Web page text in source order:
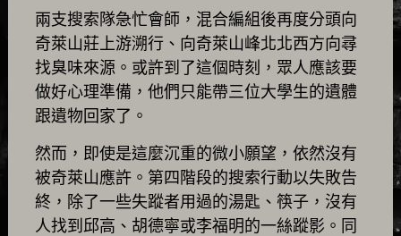
兩支搜索隊急忙會師，混合編組後再度分頭向
奇萊山莊上游溯行、向奇萊山峰北北西方向尋
找臭味來源。或許到了這個時刻，眾人應該要
做好心理準備，他們只能帶三位大學生的遺體
跟遺物回家了。
然而，即使是這麼沉重的微小願望，依然沒有
被奇萊山應許。第四階段的搜索行動以失敗告
終，除了一些失蹤者用過的湯匙、筷子，沒有
人找到邱高、胡德寧或李福明的一絲蹤影。同